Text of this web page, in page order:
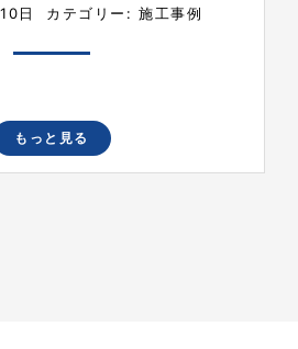
日 カテゴリー:施工事例
もっと見る